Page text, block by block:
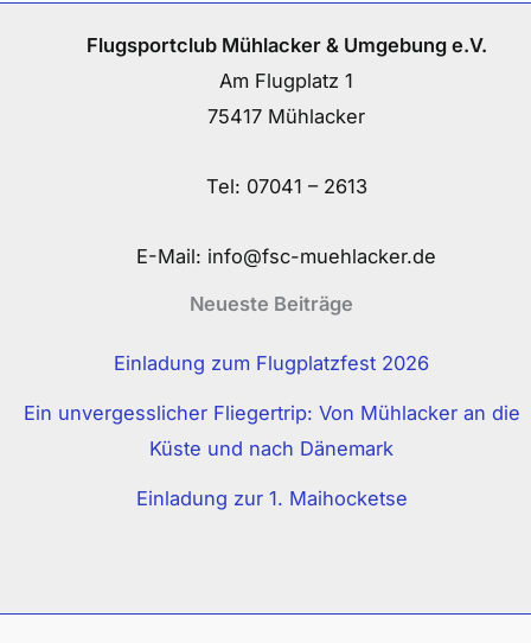
Flugsportclub Mühlacker & Umgebung e.V.
Am Flugplatz 1
75417 Mühlacker
Tel: 07041 – 2613
E-Mail: info@fsc-muehlacker.de
Neueste Beiträge
Einladung zum Flugplatzfest 2026
Ein unvergesslicher Fliegertrip: Von Mühlacker an die
Küste und nach Dänemark
Einladung zur 1. Maihocketse